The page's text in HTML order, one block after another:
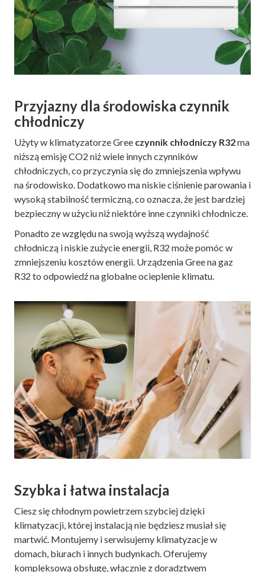
Przyjazny dla środowiska czynnik
chłodniczy
Użyty w klimatyzatorze Gree czynnik chłodniczy R32ma
niższą emisję CO2 niż wiele innych czynników
chłodniczych, co przyczynia się do zmniejszenia wpływu
na środowisko. Dodatkowo ma niskie ciśnienie parowania i
wysoką stabilność termiczną, co oznacza, że ​​jest bardziej
bezpieczny w użyciu niż niektóre inne czynniki chłodnicze.
Ponadto ze względu na swoją wyższą wydajność
chłodniczą i niskie zużycie energii, R32 może pomóc w
zmniejszeniu kosztów energii. Urządzenia Gree na gaz
R32 to odpowiedź na globalne ocieplenie klimatu.
Szybka i łatwa instalacja
Ciesz się chłodnym powietrzem szybciej dzięki
klimatyzacji, której instalacją nie będziesz musiał się
martwić. Montujemy i serwisujemy klimatyzacje w
domach, biurach i innych budynkach. Oferujemy
kompleksową obsługę, włącznie z doradztwem